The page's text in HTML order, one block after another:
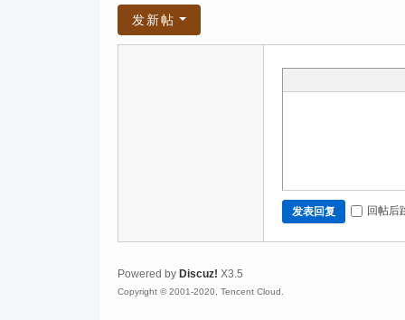
发新帖
发表回复 回帖后
Powered by Discuz! X3.5
Copyright © 2001-2020, Tencent Cloud.